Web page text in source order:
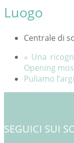
Luogo
Centrale di
« Una
Opening
Puliamo
SEGUICI SUI